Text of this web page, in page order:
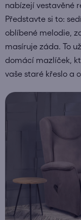
nabízejí vestavěné
Představte si to:
oblíbené melodie,
masíruje záda. To
domácí mazlíček,
vaše staré křeslo a